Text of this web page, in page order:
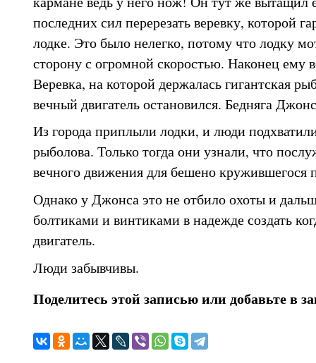
последних сил перерезать веревку, которой
лодке. Это было нелегко, потому что лодку
сторону с огромной скоростью. Наконец ему
Веревка, на которой держалась гигантская
вечный двигатель остановился. Бедняга
Из города приплыли лодки, и люди
рыболова. Только тогда они узнали, что
вечного движения для бешено кружившегося
Однако у Джонса это не отбило охоты и
болтиками и винтиками в надежде создать
двигатель.
Люди забывчивы.
Поделитесь этой записью или добавьте в